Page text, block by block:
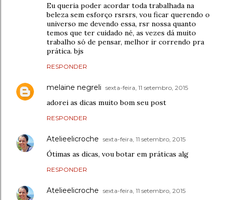
Eu queria poder acordar toda trabalhada na
beleza sem esforço rsrsrs, vou ficar querendo o
universo me devendo essa, rsr nossa quanto
temos que ter cuidado né, as vezes dá muito
trabalho só de pensar, melhor ir correndo pra
prática. bjs
RESPONDER
melaine negreli sexta-feira, 11 setembro, 2015
adorei as dicas muito bom seu post
RESPONDER
Atelieelicroche sexta-feira, 11 setembro, 2015
Ótimas as dicas, vou botar em práticas alg
RESPONDER
Atelieelicroche sexta-feira, 11 setembro, 2015